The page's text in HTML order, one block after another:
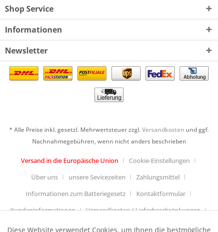
Shop Service
Informationen
Newsletter
* Alle Preise inkl. gesetzl. Mehrwertsteuer zzgl.Versandkosten und ggf.
Nachnahmegebühren, wenn nicht anders beschrieben
Versand in die Europäische Union
Cookie-Einstellungen
Über uns
unsere Sevicezeiten
Zahlungsmittel
Informationen zum Batteriegesetz
Kontaktformular
Kundeninformationen
Versandkosten / Lieferbeschränkungen
Widerrufsbelehrung & Muster-Widerrufsformular
Aktiv
Diese Website verwendet Cookies, um Ihnen die bestmögliche